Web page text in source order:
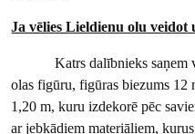
Ja vēlies Lieldienu olu veidot
Katrs dalībnieks saņem
olas figūru, figūras biezums 12
1,20 m, kuru izdekorē pēc
ar jebkādiem materiāliem,